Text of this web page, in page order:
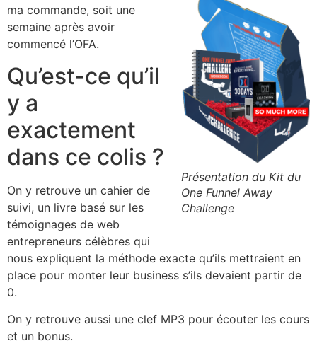
Présentation du Kit du
One Funnel Away
Challenge
ma commande, soit une
semaine après avoir
commencé l’OFA.
Qu’est-ce qu’il
y a
exactement
dans ce colis ?
On y retrouve un cahier de
suivi, un livre basé sur les
témoignages de web
entrepreneurs célèbres qui
nous expliquent la méthode exacte qu’ils mettraient en
place pour monter leur business s’ils devaient partir de
0.
On y retrouve aussi une clef MP3 pour écouter les cours
et un bonus.